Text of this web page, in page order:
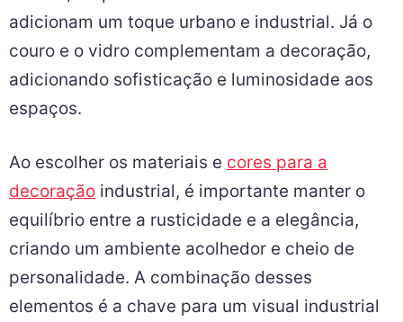
adicionam um toque urbano e industrial. Já o
couro e o vidro complementam a decoração,
adicionando sofisticação e luminosidade aos
espaços.
Ao escolher os materiais e cores para a
decoração industrial, é importante manter o
equilíbrio entre a rusticidade e a elegância,
criando um ambiente acolhedor e cheio de
personalidade. A combinação desses
elementos é a chave para um visual industrial